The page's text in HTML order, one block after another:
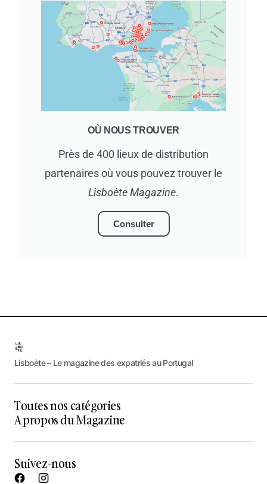
OÙ NOUS TROUVER
Près de 400 lieux de distribution
partenaires où vous pouvez trouver le
Lisboète Magazine.
Consulter
Lisboète – Le magazine des expatriés au Portugal
Toutes nos catégories
A propos du Magazine
Suivez-nous